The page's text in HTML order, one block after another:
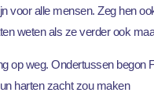
voor alle mensen. Zeg hen
weten als ze verder ook
op weg. Ondertussen begon
harten zacht zou maken